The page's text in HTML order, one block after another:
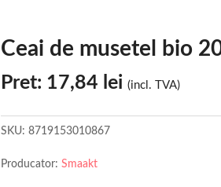
Ceai de musetel bio
Pret: 17,84 lei (incl. TVA)
SKU:8719153010867
Producator:Smaakt